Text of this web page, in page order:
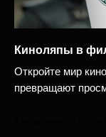
Киноляпы в
Откройте мир
превращают